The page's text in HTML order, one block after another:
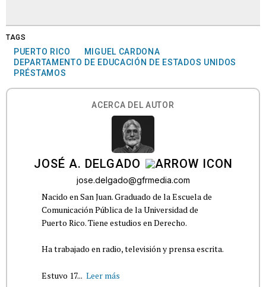
TAGS
PUERTO RICO
MIGUEL CARDONA
DEPARTAMENTO DE EDUCACIÓN DE ESTADOS UNIDOS
PRÉSTAMOS
ACERCA DEL AUTOR
JOSÉ A. DELGADO
jose.delgado@gfrmedia.com
Nacido en San Juan. Graduado de la Escuela de
Comunicación Pública de la Universidad de
Puerto Rico. Tiene estudios en Derecho.
Ha trabajado en radio, televisión y prensa escrita.
Estuvo 17... Leer más